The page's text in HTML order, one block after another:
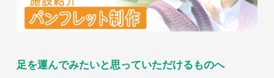
足を運んでみたいと思っていただけるものへ